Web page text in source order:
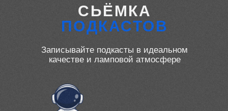
СЬЁМКА
ПОДКАСТОВ
Записывайте подкасты в идеальном
качестве и ламповой атмосфере